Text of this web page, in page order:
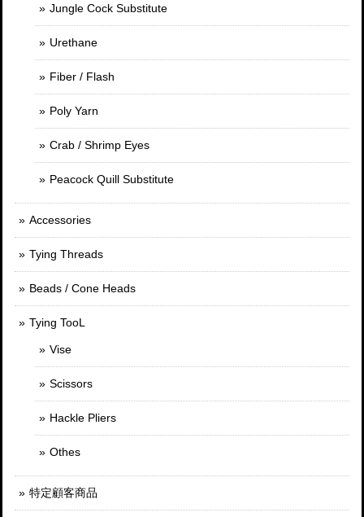
Jungle Cock Substitute
Urethane
Fiber / Flash
Poly Yarn
Crab / Shrimp Eyes
Peacock Quill Substitute
Accessories
Tying Threads
Beads / Cone Heads
Tying TooL
Vise
Scissors
Hackle Pliers
Othes
特定顧客商品